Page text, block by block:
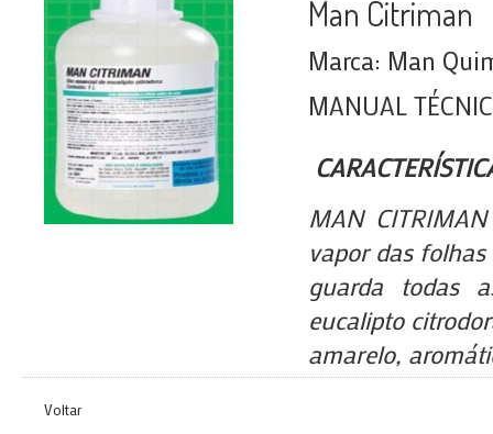
Man Citriman
Marca: Man
MANUAL
MAN
vapor das
guarda todas
eucalipto
amarelo,
Voltar